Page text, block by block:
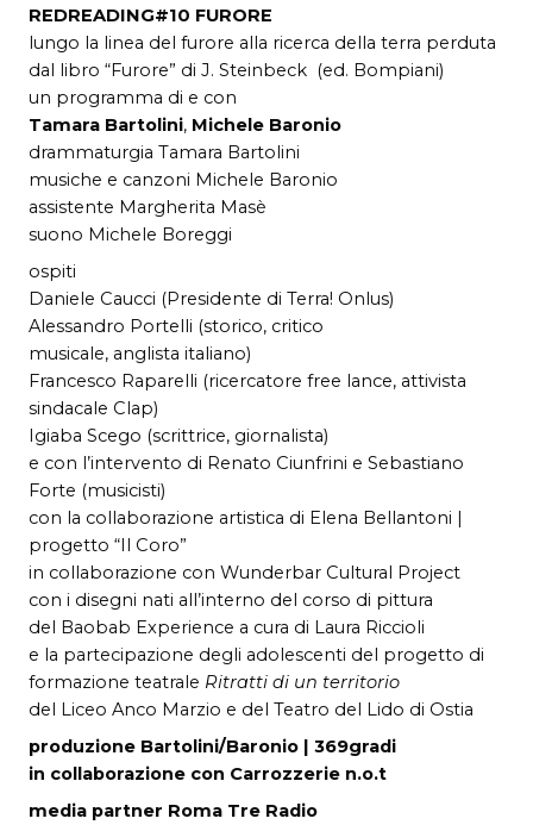
REDREADING#10 FURORE
lungo la linea del furore alla ricerca della terra perduta
dal libro “Furore” di J. Steinbeck (ed. Bompiani)
un programma di e con
Tamara Bartolini, Michele Baronio
drammaturgia Tamara Bartolini
musiche e canzoni Michele Baronio
assistente Margherita Masè
suono Michele Boreggi
ospiti
Daniele Caucci (Presidente di Terra! Onlus)
Alessandro Portelli (storico, critico
musicale, anglista italiano)
Francesco Raparelli (ricercatore free lance, attivista
sindacale Clap)
Igiaba Scego (scrittrice, giornalista)
e con l’intervento di Renato Ciunfrini e Sebastiano
Forte (musicisti)
con la collaborazione artistica di Elena Bellantoni |
progetto “Il Coro”
in collaborazione con Wunderbar Cultural Project
con i disegni nati all’interno del corso di pittura
del Baobab Experience a cura di Laura Riccioli
e la partecipazione degli adolescenti del progetto di
formazione teatrale Ritratti di un territorio
del Liceo Anco Marzio e del Teatro del Lido di Ostia
produzione Bartolini/Baronio | 369gradi
in collaborazione con Carrozzerie n.o.t
media partner Roma Tre Radio